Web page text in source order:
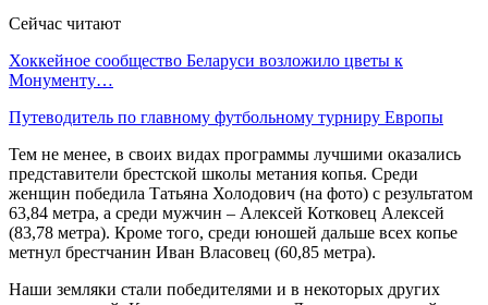
Сейчас читают
Хоккейное сообщество Беларуси возложило цветы к
Монументу…
Путеводитель по главному футбольному турниру Европы
Тем не менее, в своих видах программы лучшими оказались
представители брестской школы метания копья. Среди
женщин победила Татьяна Холодович (на фото) с результатом
63,84 метра, а среди мужчин – Алексей Котковец Алексей
(83,78 метра). Кроме того, среди юношей дальше всех копье
метнул брестчанин Иван Власовец (60,85 метра).
Наши земляки стали победителями и в некоторых других